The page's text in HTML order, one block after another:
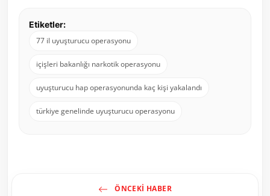
Etiketler:
77 il uyuşturucu operasyonu
içişleri bakanlığı narkotik operasyonu
uyuşturucu hap operasyonunda kaç kişi yakalandı
türkiye genelinde uyuşturucu operasyonu
ÖNCEKI HABER